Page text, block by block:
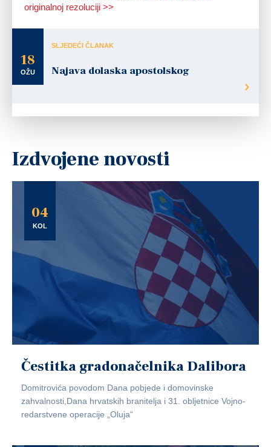
originalnoj rezoluciji >>
18
OŽU
SLJEDEĆI ČLANAK
Najava dolaska apostolskog
Izdvojene novosti
04
KOL
Čestitka gradonačelnika Dalibora
Domitrovića povodom Dana pobjede i domovinske
zahvalnosti,Dana hrvatskih branitelja i 31. obljetnice Vojno-
redarstvene operacije „Oluja“